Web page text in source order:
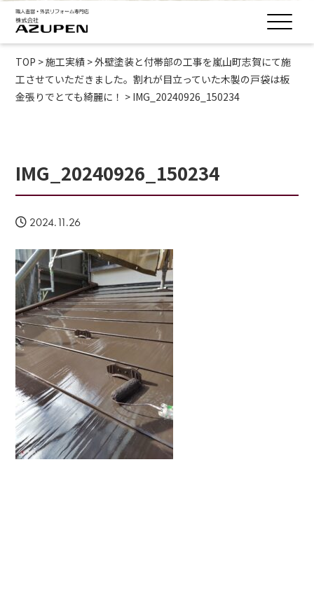
TOP >施工実績 >外壁塗装と付帯部の工事を嵐山町志賀にて施
工させていただきました。割れが目立っていた木製の戸袋は板
金張りでとても綺麗に！ > IMG_20240926_150234
IMG_20240926_150234
2024.11.26